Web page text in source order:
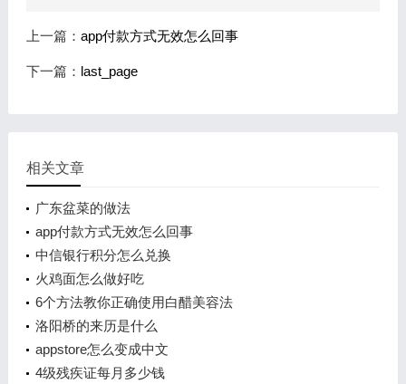
上一篇： app付款方式无效怎么回事
下一篇： last_page
相关文章
广东盆菜的做法
app付款方式无效怎么回事
中信银行积分怎么兑换
火鸡面怎么做好吃
6个方法教你正确使用白醋美容法
洛阳桥的来历是什么
appstore怎么变成中文
4级残疾证每月多少钱